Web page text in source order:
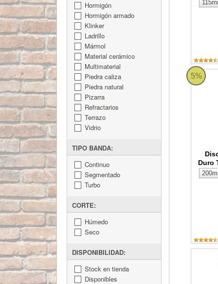
Hormigón
Hormigón armado
Klinker
Ladrillo
Mármol
Material cerámico
Multimaterial
Piedra caliza
Piedra natural
Pizarra
Refractarios
Terrazo
Vidrio
TIPO BANDA:
Continuo
Segmentado
Turbo
CORTE:
Húmedo
Seco
DISPONIBILIDAD:
Stock en tienda
Disponibles
5%
Duro
Disco
Disco